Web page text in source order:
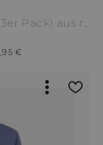
bonprix T-Shirt (3er Pack) aus reiner Baumwolle Gelb
€